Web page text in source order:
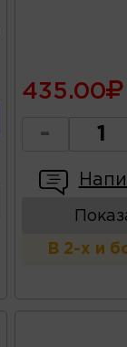
435.00
-
В 2-х и